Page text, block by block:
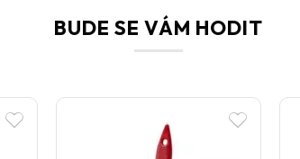
BUDE SE VÁM HODIT